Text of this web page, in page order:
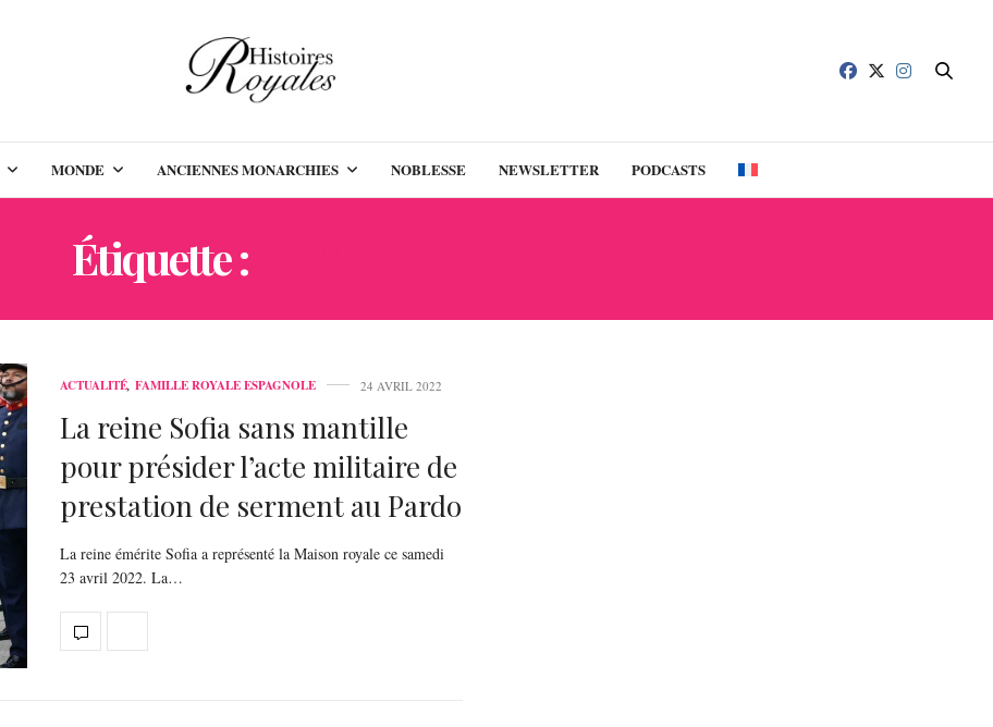
MONDE ANCIENNES MONARCHIES NOBLESSE NEWSLETTER PODCASTS
Étiquette :
ACTUALITÉ, FAMILLE ROYALE ESPAGNOLE 24 AVRIL 2022
La reine Sofia sans mantille
pour présider l’acte militaire de
prestation de serment au Pardo
La reine émérite Sofia a représenté la Maison royale ce samedi
23 avril 2022. La…